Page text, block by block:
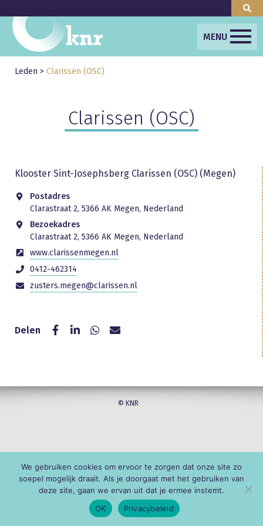
MENU
Leden > Clarissen (OSC)
Clarissen (OSC)
Klooster Sint-Josephsberg Clarissen (OSC) (Megen)
Postadres
Clarastraat 2, 5366 AK Megen, Nederland
Bezoekadres
Clarastraat 2, 5366 AK Megen, Nederland
www.clarissenmegen.nl
0412-462314
zusters.megen@clarissen.nl
Delen
© KNR
We gebruiken cookies om ervoor te zorgen dat onze site zo
soepel mogelijk draait. Als je doorgaat met het gebruiken van
deze site, gaan we ervan uit dat je ermee instemt.
OK
Privacybeleid